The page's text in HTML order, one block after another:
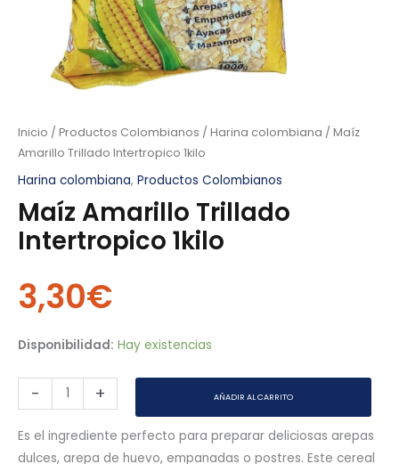
Inicio / Productos Colombianos / Harina colombiana / Maíz
Amarillo Trillado Intertropico 1kilo
Harina colombiana, Productos Colombianos
Maíz Amarillo Trillado
Intertropico 1kilo
3,30€
Disponibilidad: Hay existencias
- + AÑADIR AL CARRITO
Es el ingrediente perfecto para preparar deliciosas arepas
dulces, arepa de huevo, empanadas o postres. Este cereal